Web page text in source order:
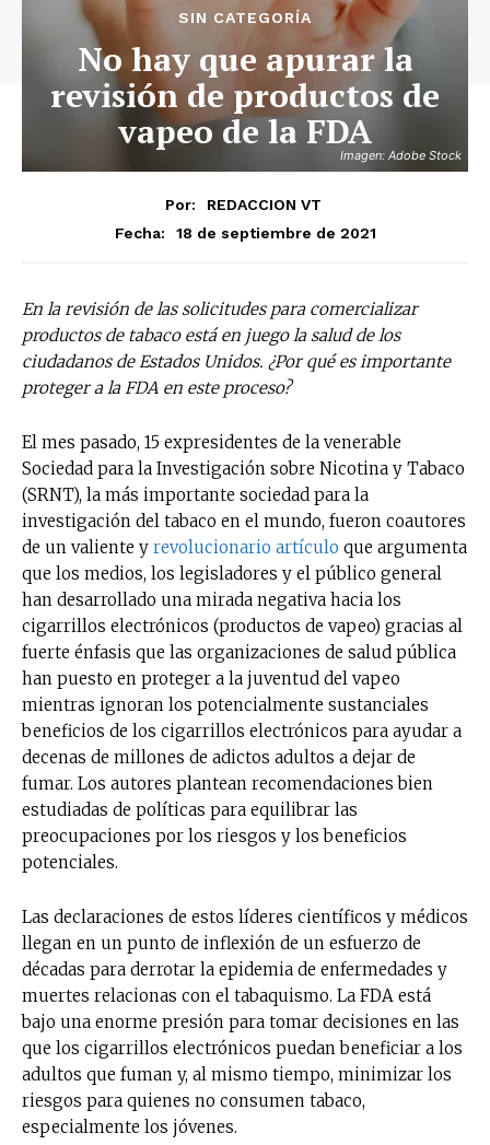
Imagen: Adobe Stock
SIN CATEGORÍA
No hay que apurar la
revisión de productos de
vapeo de la FDA
Por:
REDACCION VT
Fecha:
18 de septiembre de 2021
En la revisión de las solicitudes para comercializar
productos de tabaco está en juego la salud de los
ciudadanos de Estados Unidos. ¿Por qué es importante
proteger a la FDA en este proceso?
El mes pasado, 15 expresidentes de la venerable
Sociedad para la Investigación sobre Nicotina y Tabaco
(SRNT), la más importante sociedad para la
investigación del tabaco en el mundo, fueron coautores
de un valiente y revolucionario artículo que argumenta
que los medios, los legisladores y el público general
han desarrollado una mirada negativa hacia los
cigarrillos electrónicos (productos de vapeo) gracias al
fuerte énfasis que las organizaciones de salud pública
han puesto en proteger a la juventud del vapeo
mientras ignoran los potencialmente sustanciales
beneficios de los cigarrillos electrónicos para ayudar a
decenas de millones de adictos adultos a dejar de
fumar. Los autores plantean recomendaciones bien
estudiadas de políticas para equilibrar las
preocupaciones por los riesgos y los beneficios
potenciales.
Las declaraciones de estos líderes científicos y médicos
llegan en un punto de inflexión de un esfuerzo de
décadas para derrotar la epidemia de enfermedades y
muertes relacionas con el tabaquismo. La FDA está
bajo una enorme presión para tomar decisiones en las
que los cigarrillos electrónicos puedan beneficiar a los
adultos que fuman y, al mismo tiempo, minimizar los
riesgos para quienes no consumen tabaco,
especialmente los jóvenes.